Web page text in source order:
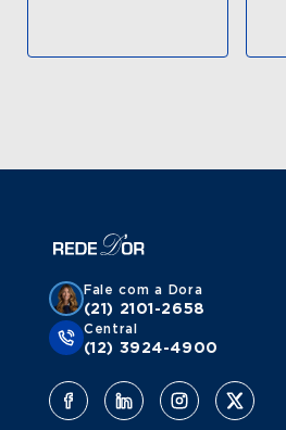
Fale com a Dora
(21) 2101-2658
Central
(12) 3924-4900